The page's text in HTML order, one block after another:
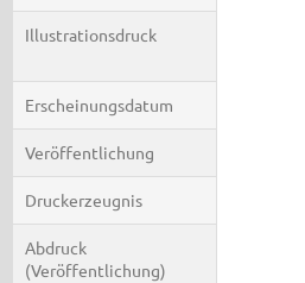
Illustrationsdruck
Erscheinungsdatum
Veröffentlichung
Druckerzeugnis
Abdruck
(Veröffentlichung)